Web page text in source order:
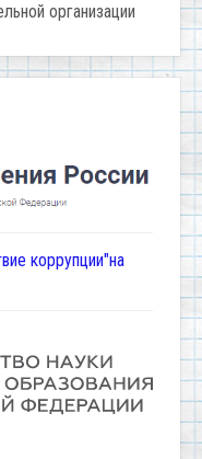
организации
коррупции"на